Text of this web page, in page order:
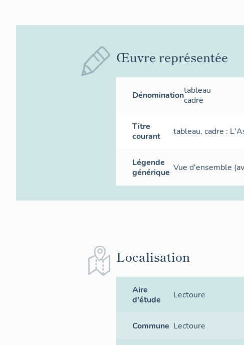
Œuvre représentée
Dénominationtableau
cadre
Titre
courant
tableau, cadre :
Légende
générique Vue d'ensemble
Localisation
Aire
d'étude
Lectoure
Commune Lectoure